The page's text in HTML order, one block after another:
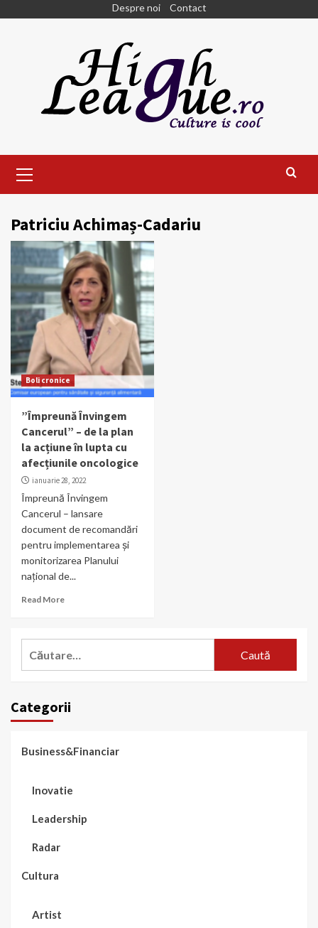
Despre noi Contact
Menu
Patriciu Achimaș-Cadariu
Boli cronice
”Împreună Învingem
Cancerul” – de la plan
la acțiune în lupta cu
afecțiunile oncologice
ianuarie 28, 2022
Împreună Învingem
Cancerul – lansare
document de recomandări
pentru implementarea și
monitorizarea Planului
național de...
Read More
Categorii
Business&Financiar
Inovatie
Leadership
Radar
Cultura
Artist